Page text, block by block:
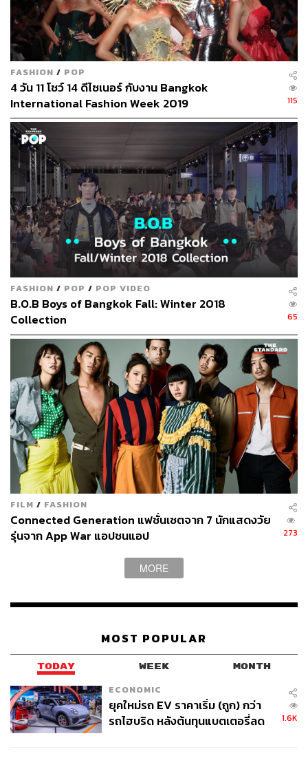
FASHION / POP
4 วัน 11 โชว์ 14 ดีไซเนอร์ กับงาน Bangkok
International Fashion Week 2019
115
FASHION / POP / POP VIDEO
B.O.B Boys of Bangkok Fall: Winter 2018
Collection
65
FILM / FASHION
Connected Generation แฟชั่นเซตจาก 7 นักแสดงวัย
รุ่นจาก App War แอปชนแอป
273
MORE
MOST POPULAR
TODAY WEEK MONTH
ECONOMIC
ยุคใหม่รถ EV ราคาเริ่ม (ถูก) กว่า
รถไฮบริด หลังต้นทุนแบตเตอรี่ลด
1.6K